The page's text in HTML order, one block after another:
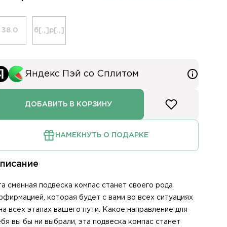
38.0 б[.,]р[.,]
Яндекс Пэй со Сплитом
ДОБАВИТЬ В КОРЗИНУ
НАМЕКНУТЬ О ПОДАРКЕ
заказа доставкой
сменная подвеска компас станет своего рода
которая будет с вами во всех ситуациях
всех этапах вашего пути. Какое направление для
вы бы ни выбрали, эта подвеска компас станет